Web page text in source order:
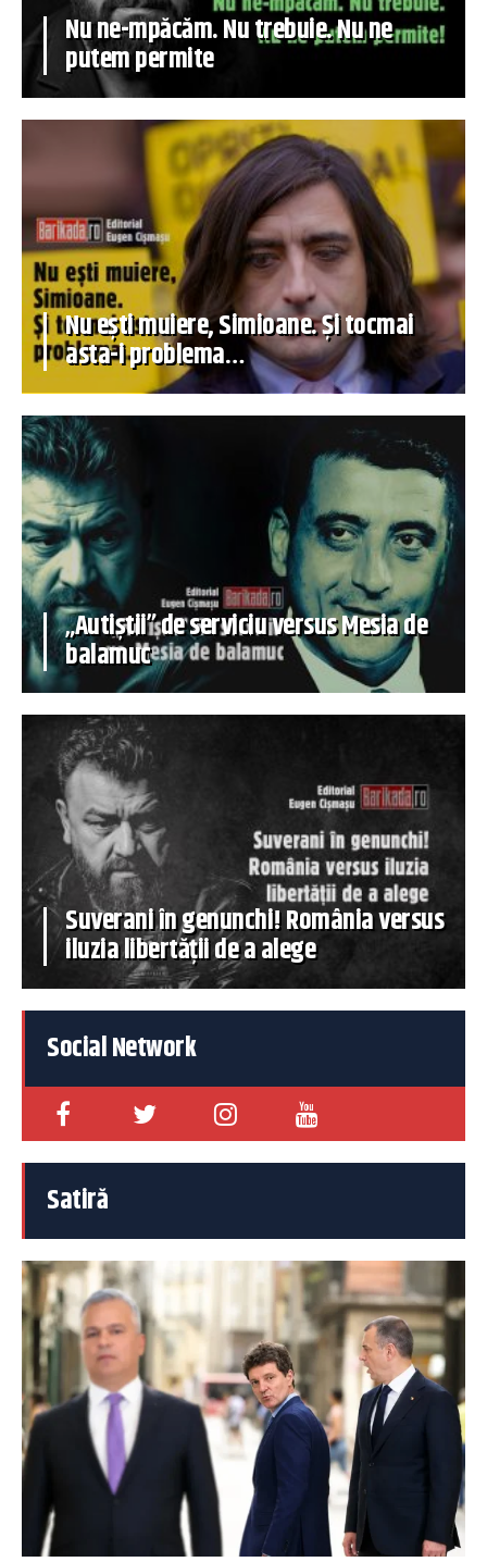
Nu ne-mpăcăm. Nu trebuie. Nu ne
putem permite
Nu ești muiere, Simioane. Și tocmai
asta-i problema…
„Autiștii” de serviciu versus Mesia de
balamuc
Suverani în genunchi! România versus
iluzia libertății de a alege
Social Network
Satiră